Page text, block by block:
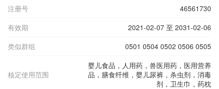
注册号
46561730
有效期
2021-02-07 至 2031-02-06
类似群组
0501 0504 0502 0506 0505
核定使用范围
婴儿食品，人用药，兽医用药，医用营养
品，膳食纤维，婴儿尿裤，杀虫剂，消毒
剂，卫生巾，药枕